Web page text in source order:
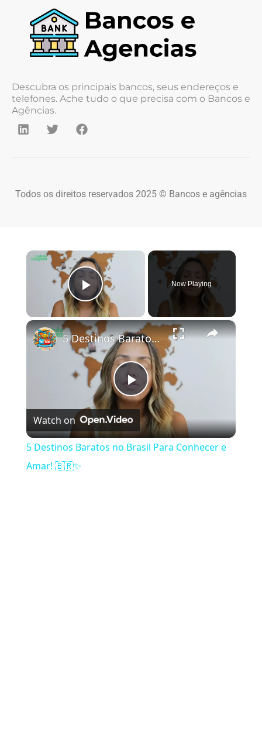
Descubra os principais bancos, seus endereços e
telefones. Ache tudo o que precisa com o Bancos e
Agências.
Todos os direitos reservados 2025 © Bancos e agências
×
Play Video
Now Playing
×
Play Video
5 Destinos Baratos no Brasil Para Conhecer e Amar! 🇧🇷✨
Watch on
5 Destinos Baratos no Brasil Para Conhecer e
Amar! 🇧🇷✨